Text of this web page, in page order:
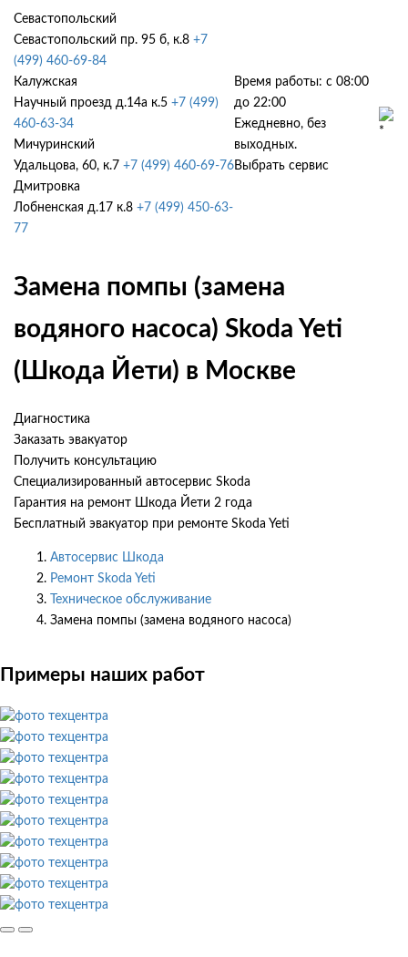
Севастопольский
Севастопольский пр. 95 б, к.8 +7
(499) 460-69-84
Калужская
Научный проезд д.14а к.5 +7 (499)
460-63-34
Мичуринский
Удальцова, 60, к.7 +7 (499) 460-69-76
Дмитровка
Лобненская д.17 к.8 +7 (499) 450-63-
77
Время работы: с 08:00
до 22:00
Ежедневно, без
выходных.
Выбрать сервис
Замена помпы (замена
водяного насоса) Skoda Yeti
(Шкода Йети) в Москве
Диагностика
Заказать эвакуатор
Получить консультацию
Специализированный автосервис Skoda
Гарантия на ремонт Шкода Йети 2 года
Бесплатный эвакуатор при ремонте Skoda Yeti
Автосервис Шкода
Ремонт Skoda Yeti
Техническое обслуживание
Замена помпы (замена водяного насоса)
Примеры наших работ